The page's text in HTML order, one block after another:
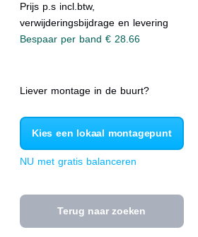
Prijs p.s incl.btw,
verwijderingsbijdrage en levering
Bespaar per band € 28.66
Liever montage in de buurt?
Kies een lokaal montagepunt
NU met gratis balanceren
Terug naar zoeken